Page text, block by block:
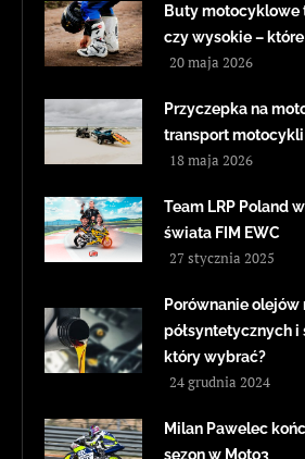
Buty
czy wysokie –
20 maja 2026
Przyczepka na
transport
18 maja 2026
Team LRP Poland
świata FIM EWC
27 stycznia 2025
Porównanie
półsyntetycznych
który wybrać?
24 grudnia 2024
Milan Pawelec
sezon w Moto3